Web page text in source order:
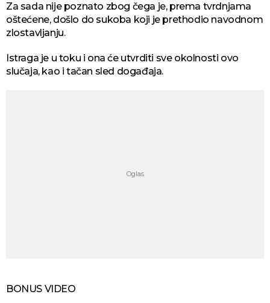
Za sada nije poznato zbog čega je, prema tvrdnjama
oštećene, došlo do sukoba koji je prethodio navodnom
zlostavljanju.
Istraga je u toku i ona će utvrditi sve okolnosti ovo
slučaja, kao i tačan sled događaja.
BONUS VIDEO